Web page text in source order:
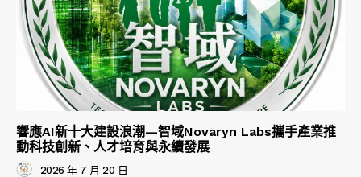
響應AI新十大建設浪潮—智域Novaryn Labs攜手產業推
動科技創新、人才培育與永續發展
2026 年 7 月 20 日